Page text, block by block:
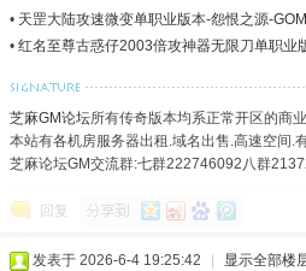
• 天罡大陆攻速微变单职业版本-怨恨之源-
• 红名至尊古惑仔2003倍攻神器无限刀单职业
芝麻GM论坛所有传奇版本均系正常开区的商
本站有各机房服务器出租.域名出售.高速空间.
芝麻论坛GM交流群:七群222746092八群
回复
发表于 2026-6-4 19:25:42 显示全部楼